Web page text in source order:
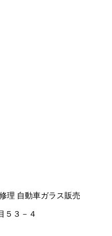
理 自動車ガラス販売
５３－４